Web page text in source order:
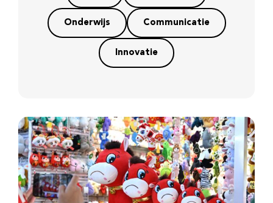
Onderwijs Communicatie
Innovatie